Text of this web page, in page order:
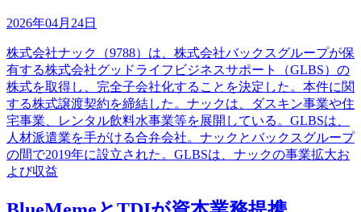
2026年04月24日
株式会社ナック（9788）は、株式会社バックスグループが保
有する株式会社グッドライフビジネスサポート（GLBS）の
株式を取得し、完全子会社化することを決定した。本件に関
する株式譲渡契約を締結した。ナックは、ダスキン事業や住
宅事業、レンタル飲料水事業等を展開している。GLBSは、
人材派遣業を手がける合弁会社。ナックとバックスグループ
の間で2019年に設立された。GLBSは、ナックの事業拡大お
よび収益